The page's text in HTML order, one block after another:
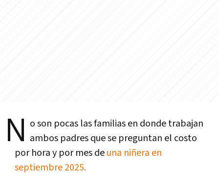
N o son pocas las familias en donde trabajan
ambos padres que se preguntan el costo
por hora y por mes deuna niñera en
septiembre 2025.